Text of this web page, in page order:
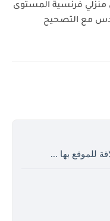
فرنسية المستوى
مع التصحيح
للموقع بها ...